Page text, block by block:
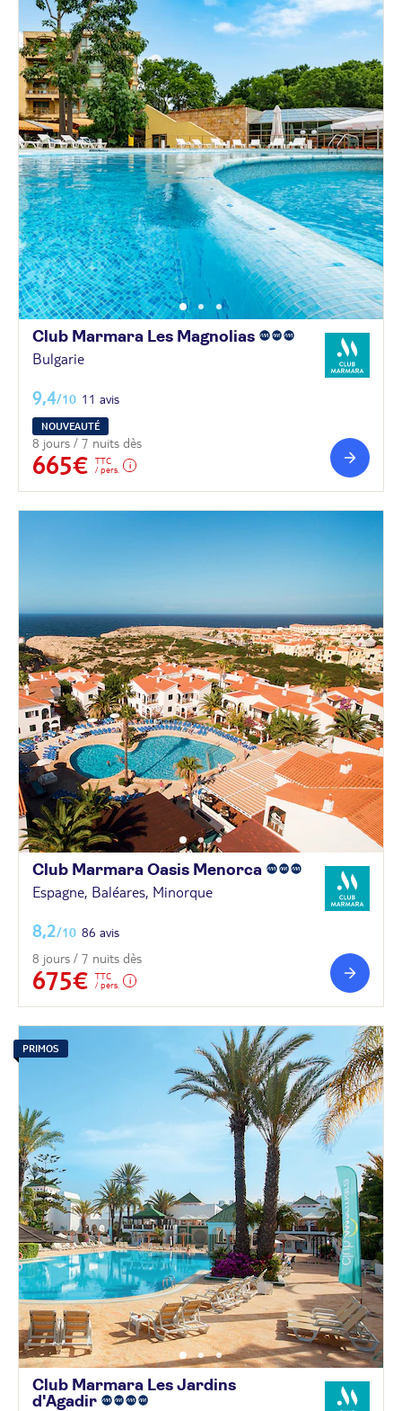
Club Marmara Les Magnolias
Bulgarie
9,4/10 11 avis
NOUVEAUTÉ
8 jours / 7 nuits dès
665€
TTC
/ pers.
Club Marmara Oasis Menorca
Espagne, Baléares, Minorque
8,2/10 86 avis
8 jours / 7 nuits dès
675€
TTC
/ pers.
PRIMOS
Club Marmara Les Jardins
d'Agadir